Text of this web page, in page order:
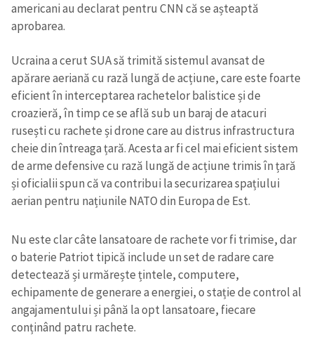
americani au declarat pentru CNN că se așteaptă
aprobarea.
Ucraina a cerut SUA să trimită sistemul avansat de
apărare aeriană cu rază lungă de acțiune, care este foarte
eficient în interceptarea rachetelor balistice și de
croazieră, în timp ce se află sub un baraj de atacuri
rusești cu rachete și drone care au distrus infrastructura
cheie din întreaga țară. Acesta ar fi cel mai eficient sistem
de arme defensive cu rază lungă de acțiune trimis în țară
și oficialii spun că va contribui la securizarea spațiului
aerian pentru națiunile NATO din Europa de Est.
Nu este clar câte lansatoare de rachete vor fi trimise, dar
o baterie Patriot tipică include un set de radare care
detectează și urmărește țintele, computere,
echipamente de generare a energiei, o stație de control al
angajamentului și până la opt lansatoare, fiecare
conținând patru rachete.